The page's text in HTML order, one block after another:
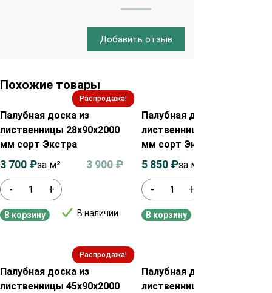
Добавить отзыв
Похожие товары
Распродажа!
Палубная доска из
лиственницы 28х90х2000
мм сорт Экстра
- +
В наличии
3 900₽
3 700 ₽за м²
В корзину
Палубная доска из
лиственницы 45х90х2000
мм сорт Экстра
- +
5 850 ₽за м²
В корзину
Распродажа!
Палубная доска из
лиственницы 45х90х2000
Палубная доска из
лиственницы 28х90х2000